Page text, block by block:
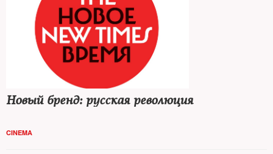
Новый бренд: русская революция
CINEMA